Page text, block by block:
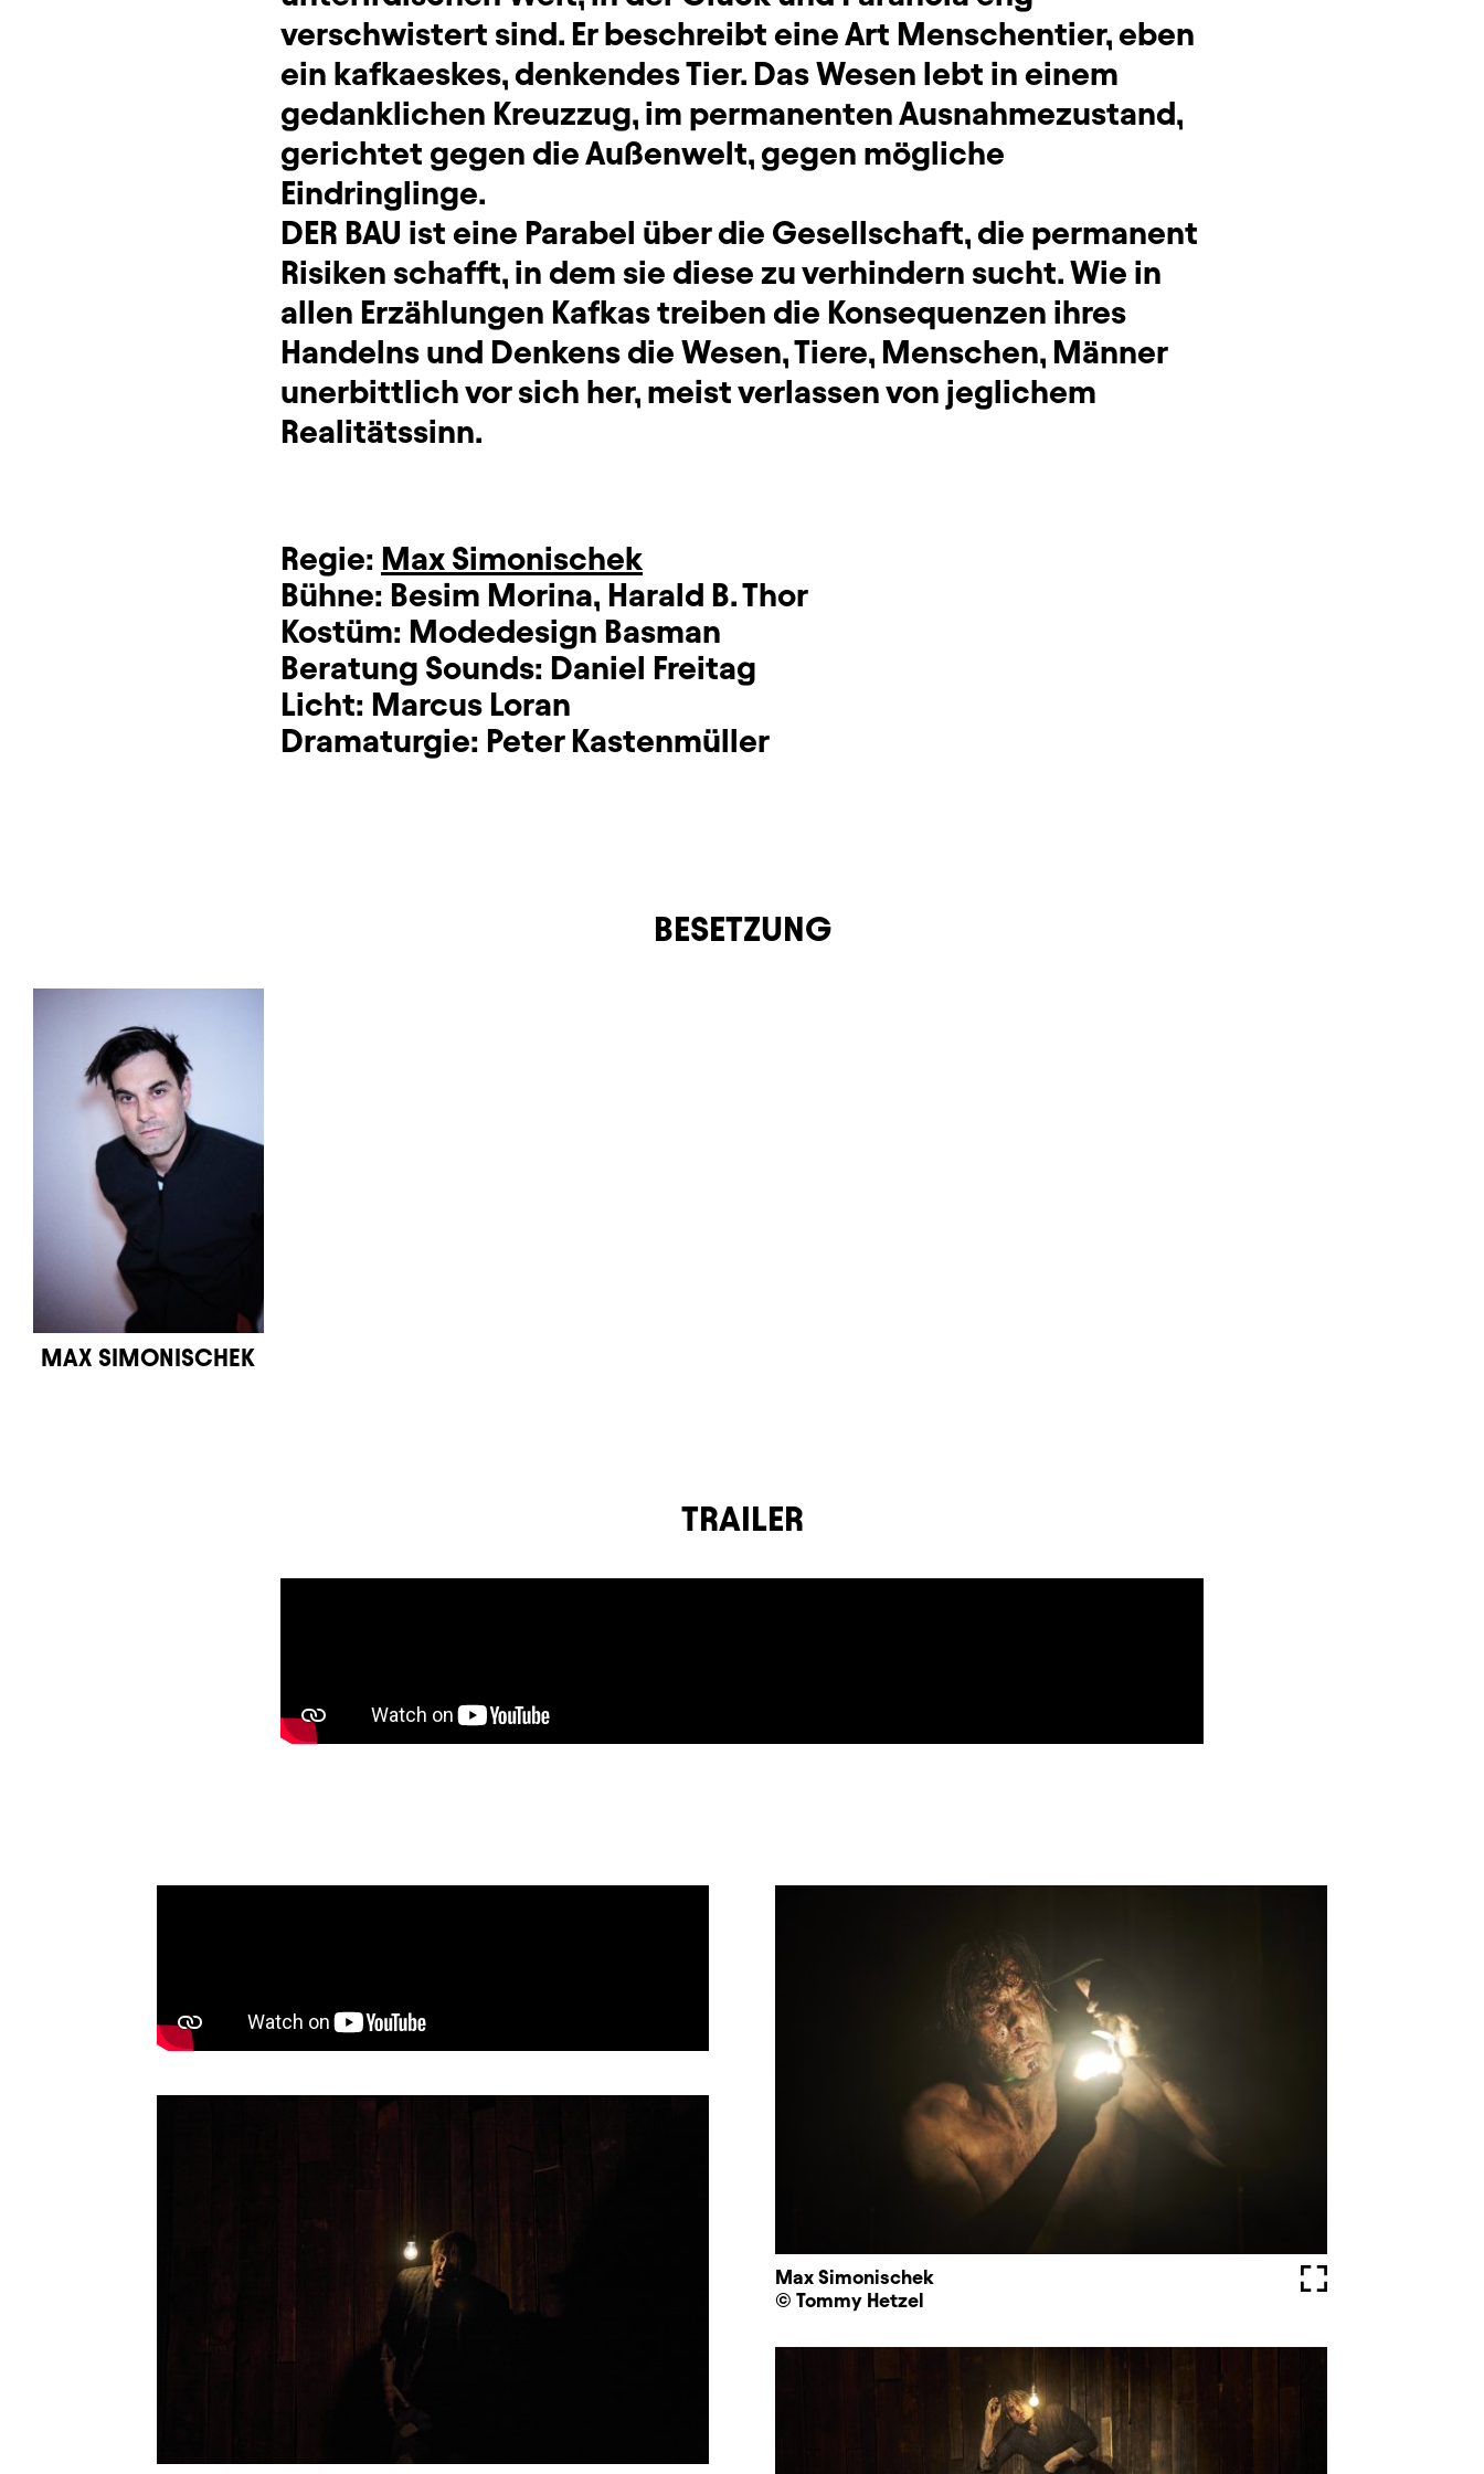
verschwistert sind. Er beschreibt eine Art Menschentier, eben
ein kafkaeskes, denkendes Tier. Das Wesen lebt in einem
gedanklichen Kreuzzug, im permanenten Ausnahmezustand,
gerichtet gegen die Außenwelt, gegen mögliche
Eindringlinge.
DER BAU ist eine Parabel über die Gesellschaft, die permanent
Risiken schafft, in dem sie diese zu verhindern sucht. Wie in
allen Erzählungen Kafkas treiben die Konsequenzen ihres
Handelns und Denkens die Wesen, Tiere, Menschen, Männer
unerbittlich vor sich her, meist verlassen von jeglichem
Realitätssinn.
Regie: Max Simonischek
Bühne: Besim Morina, Harald B. Thor
Kostüm: Modedesign Basman
Beratung Sounds: Daniel Freitag
Licht: Marcus Loran
Dramaturgie: Peter Kastenmüller
BESETZUNG
MAX SIMONISCHEK
TRAILER
Max Simonischek
Vollbild
© Tommy Hetzel